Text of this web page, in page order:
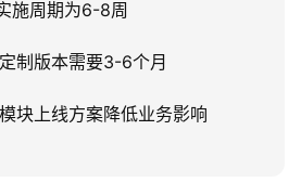
施周期为6-8周
制版本需要3-6个月
块上线方案降低业务影响